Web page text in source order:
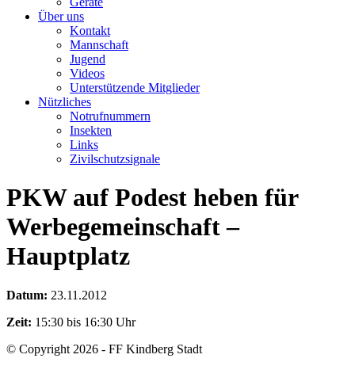
Über uns
Kontakt
Mannschaft
Jugend
Videos
Unterstützende Mitglieder
Nützliches
Notrufnummern
Insekten
Links
Zivilschutzsignale
PKW auf Podest heben für
Werbegemeinschaft –
Hauptplatz
Datum: 23.11.2012
Zeit: 15:30 bis 16:30 Uhr
© Copyright 2026 - FF Kindberg Stadt